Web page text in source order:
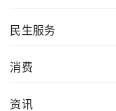
民生服务
消费
资讯